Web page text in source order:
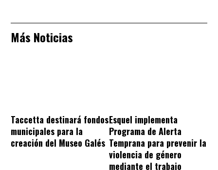
Más Noticias
Taccetta destinará fondos
municipales para la
creación del Museo Galés
Esquel implementa
Programa de Alerta
Temprana para prevenir la
violencia de género
mediante el trabajo